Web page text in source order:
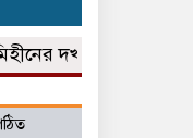
দখলে থাকা সরকারী